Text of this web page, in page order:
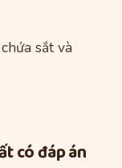
sắt và
có đáp án